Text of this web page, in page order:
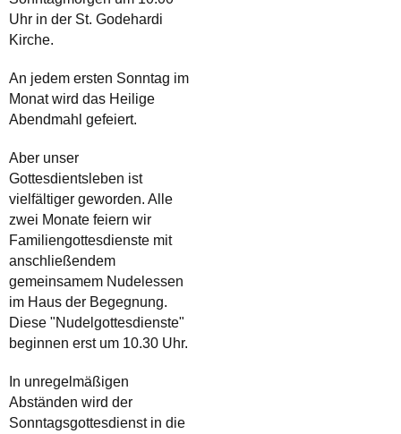
Uhr in der St. Godehardi
Kirche.
An jedem ersten Sonntag im
Monat wird das Heilige
Abendmahl gefeiert.
Aber unser
Gottesdientsleben ist
vielfältiger geworden. Alle
zwei Monate feiern wir
Familiengottesdienste mit
anschließendem
gemeinsamem Nudelessen
im Haus der Begegnung.
Diese "Nudelgottesdienste"
beginnen erst um 10.30 Uhr.
In unregelmäßigen
Abständen wird der
Sonntagsgottesdienst in die